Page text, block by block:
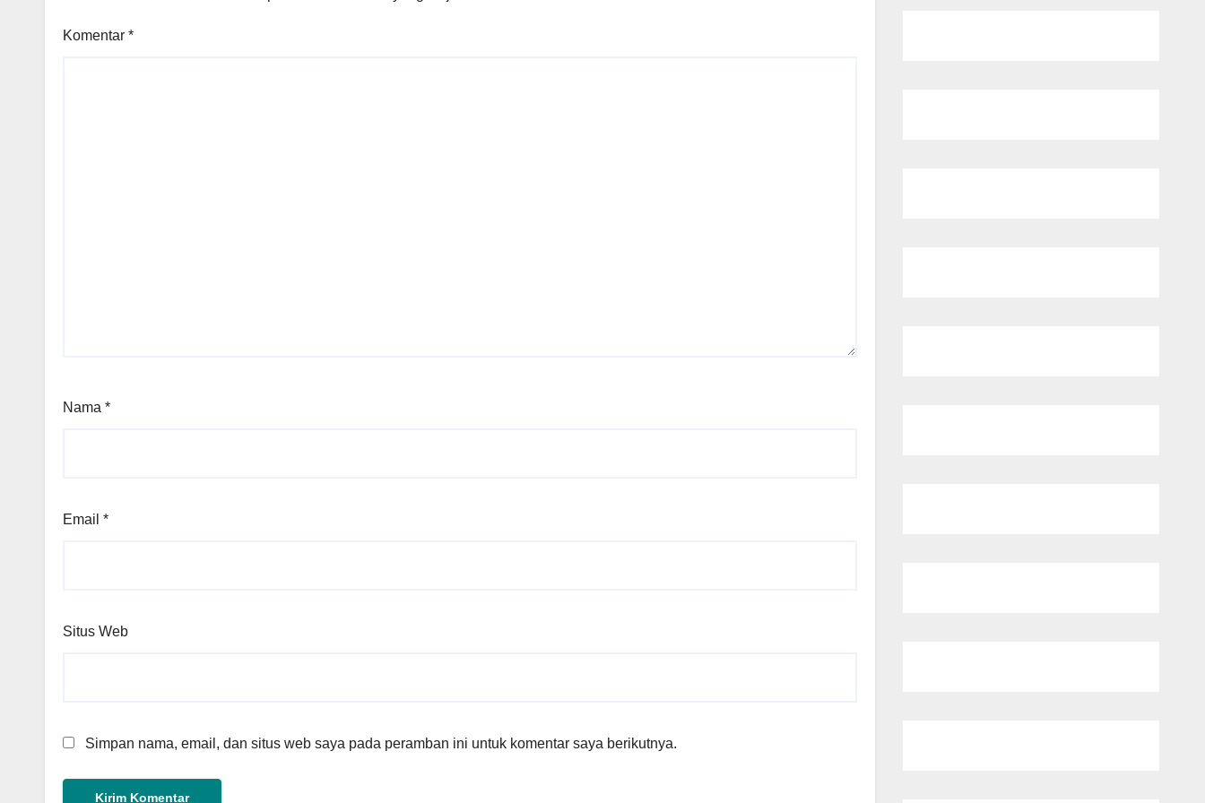
Komentar *
Nama *
Email *
Situs Web
Simpan nama, email, dan situs web saya pada peramban ini untuk komentar saya berikutnya.